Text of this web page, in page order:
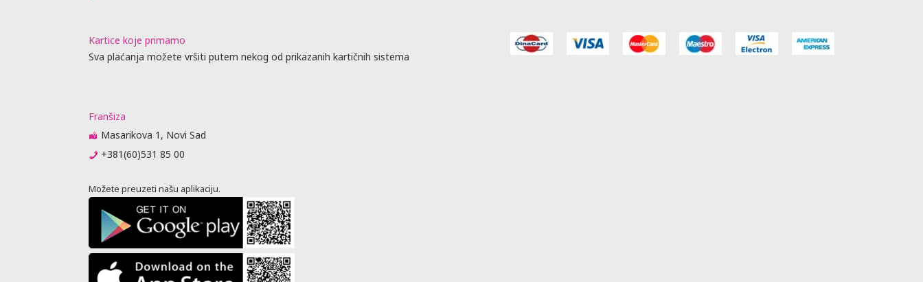
Kartice koje primamo
Sva plaćanja možete vršiti putem nekog od prikazanih kartičnih sistema
Franšiza
Masarikova 1, Novi Sad
+381(60)531 85 00
Možete preuzeti našu aplikaciju.